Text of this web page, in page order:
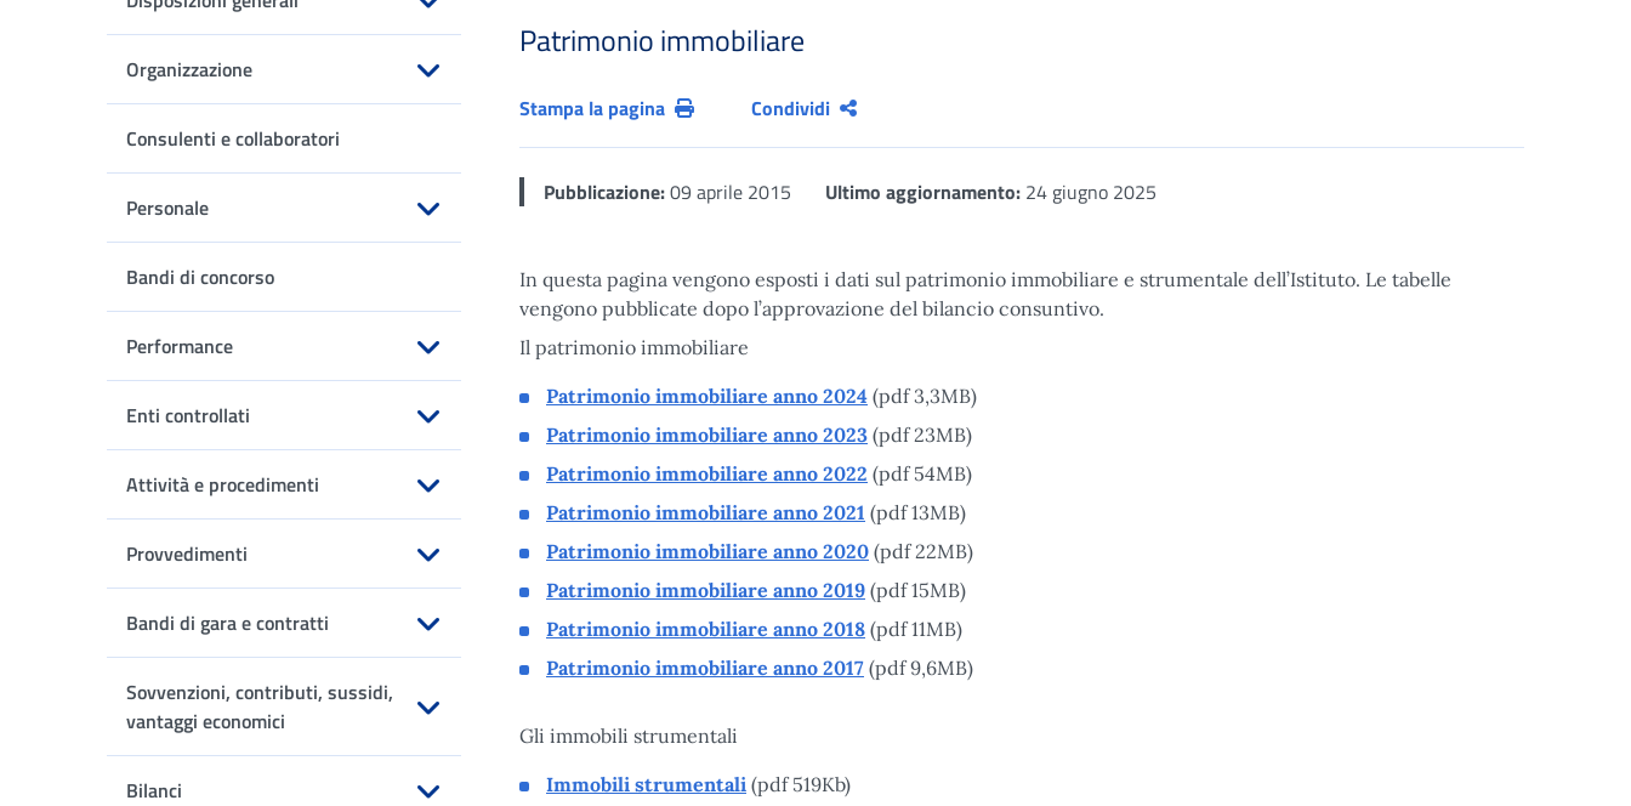
Apri sottomenu
Organizzazione
Apri sottomenu
Consulenti e collaboratori
Personale
Apri sottomenu
Bandi di concorso
Performance
Apri sottomenu
Enti controllati
Apri sottomenu
Attività e procedimenti
Apri sottomenu
Provvedimenti
Apri sottomenu
Bandi di gara e contratti
Apri sottomenu
Sovvenzioni, contributi, sussidi,
vantaggi economici
Apri sottomenu
Bilanci
Patrimonio immobiliare
Stampa la pagina Condividi
Pubblicazione:09 aprile 2015 Ultimo aggiornamento: 24 giugno 2025
In questa pagina vengono esposti i dati sul patrimonio immobiliare e strumentale dell’Istituto. Le tabelle
vengono pubblicate dopo l’approvazione del bilancio consuntivo.
Il patrimonio immobiliare
Patrimonio immobiliare anno 2024 (pdf 3,3MB)
Patrimonio immobiliare anno 2023 (pdf 23MB)
Patrimonio immobiliare anno 2022 (pdf 54MB)
Patrimonio immobiliare anno 2021 (pdf 13MB)
Patrimonio immobiliare anno 2020 (pdf 22MB)
Patrimonio immobiliare anno 2019 (pdf 15MB)
Patrimonio immobiliare anno 2018 (pdf 11MB)
Patrimonio immobiliare anno 2017 (pdf 9,6MB)
Gli immobili strumentali
Immobili strumentali (pdf 519Kb)